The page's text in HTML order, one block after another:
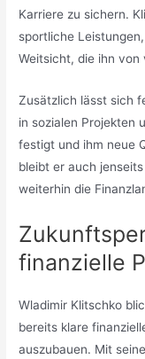
Karriere zu sichern.
sportliche
Weitsicht, die ihn von
Zusätzlich lässt sich
in sozialen Projekten
festigt und ihm neue
bleibt er auch
weiterhin die
finanzielle
Wladimir Klitschko
bereits klare
auszubauen. Mit